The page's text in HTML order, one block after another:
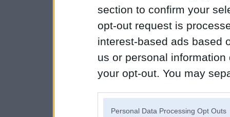
section to confirm your
opt-out request is
interest-based ads based
us or personal
your opt-out. You may
Personal Data Processing Opt Outs